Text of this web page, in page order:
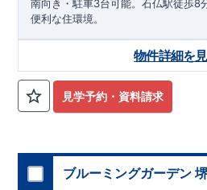
南向き・駐車3台可能。石仏駅徒歩8
便利な住環境。
見学予約・資料請求
物件詳細を
ブルーミングガーデン